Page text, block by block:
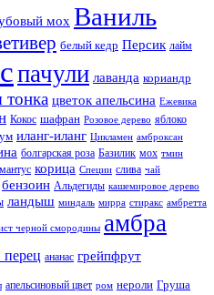
мох Ваниль
белый кедр Персик лайм
пачули лаванда кориандр
цветок апельсина Ежевика
Кокос шафран Розовое дерево яблоко
иланг-иланг Цикламен амброксан
болгарская роза Базилик мох тмин
корица Специи слива чай
бензоин Альдегиды кашемировое дерево
ландыш миндаль мирра стиракс амбретта
черной смородины амбра
перец ананас грейпфрут
апельсиновый цвет ром нероли Груша